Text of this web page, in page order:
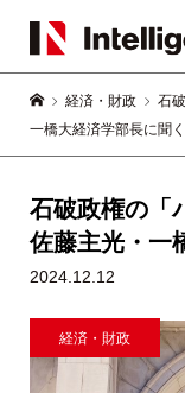
経済・財政
石
一橋大経済学部長に聞く
石破政権の「
佐藤主光・一
2024.12.12
経済・財政